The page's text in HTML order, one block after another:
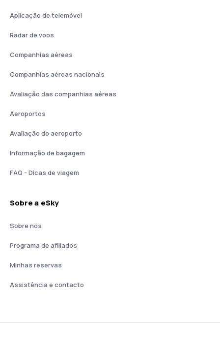
Aplicação de telemóvel
Radar de voos
Companhias aéreas
Companhias aéreas nacionais
Avaliação das companhias aéreas
Aeroportos
Avaliação do aeroporto
Informação de bagagem
FAQ - Dicas de viagem
Sobre a eSky
Sobre nós
Programa de afiliados
Minhas reservas
Assistência e contacto